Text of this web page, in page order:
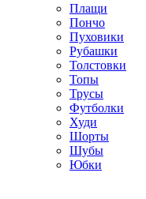
Плащи
Пончо
Пуховики
Рубашки
Толстовки
Топы
Трусы
Футболки
Худи
Шорты
Шубы
Юбки